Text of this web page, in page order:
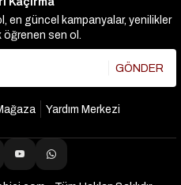
en güncel kampanyalar, yenilikler
öğrenen sen ol.
GÖNDER
Yardım Merkezi